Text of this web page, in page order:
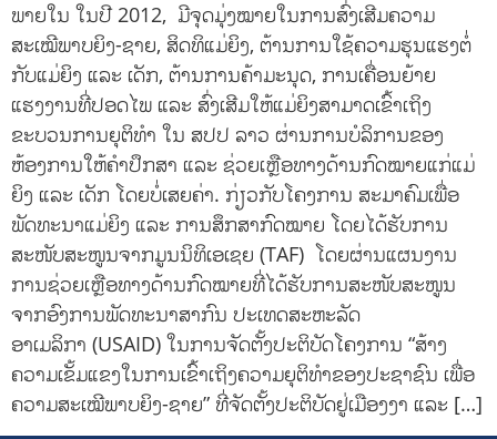
ພາຍໃນ ໃນປີ 2012, ມີຈຸດມຸ່ງໝາຍໃນການສົ່ງເສີມຄວາມ
ສະເໝີພາບຍິງ-ຊາຍ, ສິດທິແມ່ຍິງ, ຕ້ານການໃຊ້ຄວາມຮຸນແຮງຕໍ່
ກັບແມ່ຍິງ ແລະ ເດັກ, ຕ້ານການຄ້າມະນຸດ, ການເຄື່ອນຍ້າຍ
ແຮງງານທີ່ປອດໄພ ແລະ ສົ່ງເສີມໃຫ້ແມ່ຍິງສາມາດເຂົ້າເຖິງ
ຂະບວນການຍຸຕິທໍາ ໃນ ສປປ ລາວ ຜ່ານການບໍລິການຂອງ
ຫ້ອງການໃຫ້ຄໍາປຶກສາ ແລະ ຊ່ວຍເຫຼືອທາງດ້ານກົດໝາຍແກ່ແມ່
ຍິງ ແລະ ເດັກ ໂດຍບໍ່ເສຍຄ່າ. ກ່ຽວກັບໂຄງການ ສະມາຄົມເພື່ອ
ພັດທະນາແມ່ຍິງ ແລະ ການສຶກສາກົດໝາຍ ໂດຍໄດ້ຮັບການ
ສະໜັບສະໜູນຈາກມູນນິທິເອເຊຍ (TAF) ໂດຍຜ່ານແຜນງານ
ການຊ່ວຍເຫຼືອທາງດ້ານກົດໝາຍທີ່ໄດ້ຮັບການສະໜັບສະໜູນ
ຈາກອົງການພັດທະນາສາກົນ ປະເທດສະຫະລັດ
ອາເມລິກາ (USAID) ໃນການຈັດຕັ້ງປະຕິບັດໂຄງການ “ສ້າງ
ຄວາມເຂັ້ມແຂງໃນການເຂົ້າເຖິງຄວາມຍຸຕິທຳຂອງປະຊາຊົນ ເພື່ອ
ຄວາມສະເໝີພາບຍິງ-ຊາຍ” ທີ່ຈັດຕັ້ງປະຕິບັດຢູ່ເມືອງງາ ແລະ […]